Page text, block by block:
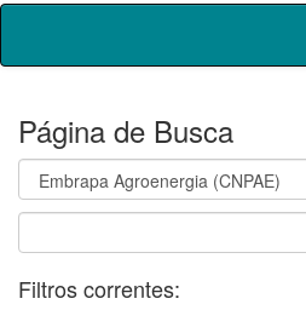
Skip
Página de Busca
Filtros correntes: